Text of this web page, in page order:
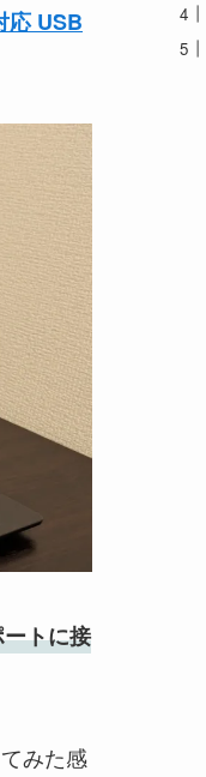
応 USB
トに接
みた感